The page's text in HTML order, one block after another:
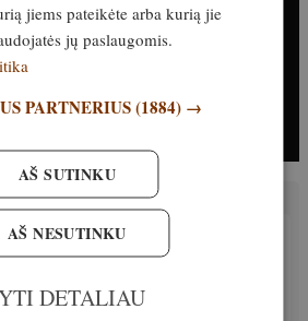
vėl leidžiama migruojančių
jiems pateikėte arba kurią jie
jų paslaugomis.
PARTNERIUS(1884) →
AŠ SUTINKU
AŠ NESUTINKU
DETALIAU